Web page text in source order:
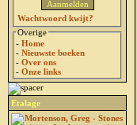
Wachtwoord kwijt?
Overige
- Home
- Nieuwste boeken
- Over ons
- Onze links
Etalage